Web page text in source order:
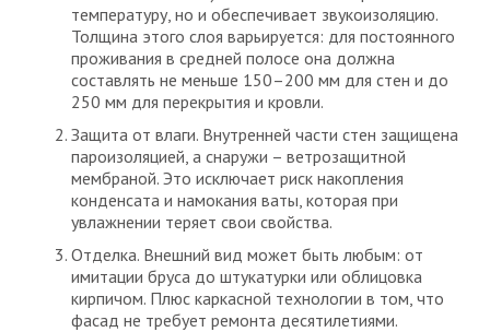
температуру, но и обеспечивает звукоизоляцию.
Толщина этого слоя варьируется: для постоянного
проживания в средней полосе она должна
составлять не меньше 150–200 мм для стен и до
250 мм для перекрытия и кровли.
Защита от влаги. Внутренней части стен защищена
пароизоляцией, а снаружи – ветрозащитной
мембраной. Это исключает риск накопления
конденсата и намокания ваты, которая при
увлажнении теряет свои свойства.
Отделка. Внешний вид может быть любым: от
имитации бруса до штукатурки или облицовка
кирпичом. Плюс каркасной технологии в том, что
фасад не требует ремонта десятилетиями.